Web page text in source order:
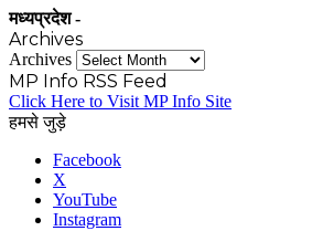
मध्यप्रदेश -
Archives
Archives
MP Info RSS Feed
Click Here to Visit MP Info Site
हमसे जुड़े
Facebook
X
YouTube
Instagram